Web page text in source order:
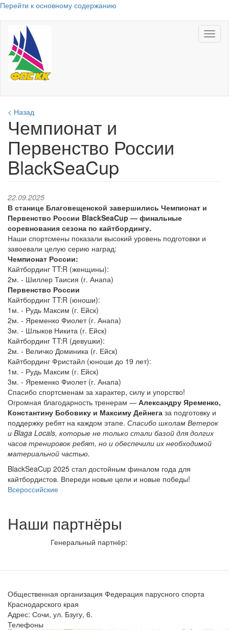
Перейти к основному содержанию
< Назад
Чемпионат и
Первенство России
BlackSeaCup
22.09.2025
В станице Благовещенской завершились Чемпионат и
Первенство России BlackSeaCup — финальные
соревнования сезона по кайтбордингу.
Наши спортсмены показали высокий уровень подготовки и
завоевали целую серию наград:
Чемпионат России:
Кайтбординг TT:R (женщины):
2м. - Шиллер Таисия (г. Анапа)
Первенство России
Кайтбординг TT:R (юноши):
1м. - Рудь Максим (г. Ейск)
2м. - Яременко Фиолет (г. Анапа)
3м. - Шлыков Никита (г. Ейск)
Кайтбординг TT:R (девушки):
2м. - Величко Доминика (г. Ейск)
Кайтбординг Фристайл (юноши до 19 лет):
1м. - Рудь Максим (г. Ейск)
3м. - Яременко Фиолет (г. Анапа)
Спасибо спортсменам за характер, силу и упорство!
Огромная благодарность тренерам — Александру Яременко,
Константину Бобовику и Максиму Дейнега за подготовку и
поддержку ребят на каждом этапе. Спасибо школам Ветерок
и Blaga Locals, которые не только стали базой для долгих
часов тренировок ребят, но и обеспечили их необходимой
материальной частью.
BlackSeaCup 2025 стал достойным финалом года для
кайтбордистов. Впереди новые цели и новые победы!
Всероссийские
Наши партнёры
Генеральный партнёр:
Общественная организация Федерация парусного спорта
Краснодарского края
Адрес: Сочи, ул. Бзугу, 6.
Телефоны